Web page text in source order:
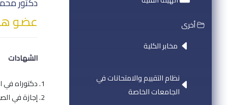
أخرى
مخابر الكلية
نظام التقييم والامتحانات في
الجامعات الخاصة
عضو
الشهادات
دكتوراه في
إجازة في